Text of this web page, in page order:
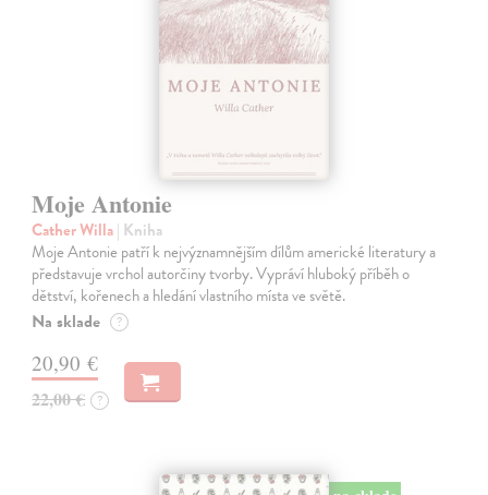
Moje Antonie
Cather Willa| Kniha
Moje Antonie patří k nejvýznamnějším dílům americké literatury a
představuje vrchol autorčiny tvorby. Vypráví hluboký příběh o
dětství, kořenech a hledání vlastního místa ve světě.
Na sklade ?
20,90 €
22,00 € ?